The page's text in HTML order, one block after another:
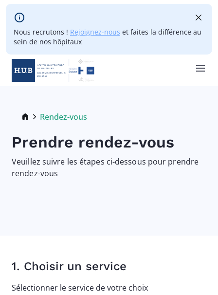
Skip to main content
Nous recrutons ! Rejoignez-nous et faites la différence au
sein de nos hôpitaux
Breadcrumb
Current:
Rendez-vous
Prendre rendez-vous
Veuillez suivre les étapes ci-dessous pour prendre
rendez-vous
1. Choisir un service
Sélectionner le service de votre choix